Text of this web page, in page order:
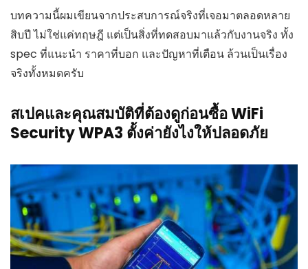
บทความนี้ผมเขียนจากประสบการณ์จริงที่เจอมาตลอดหลาย
สิบปี ไม่ใช่แค่ทฤษฎี แต่เป็นสิ่งที่ทดสอบมาแล้วกับงานจริง ทั้ง
spec ที่แนะนำ ราคาที่บอก และปัญหาที่เตือน ล้วนเป็นเรื่อง
จริงทั้งหมดครับ
สเปคและคุณสมบัติที่ต้องดูก่อนซื้อ WiFi
Security WPA3 ตั้งค่ายังไงให้ปลอดภัย